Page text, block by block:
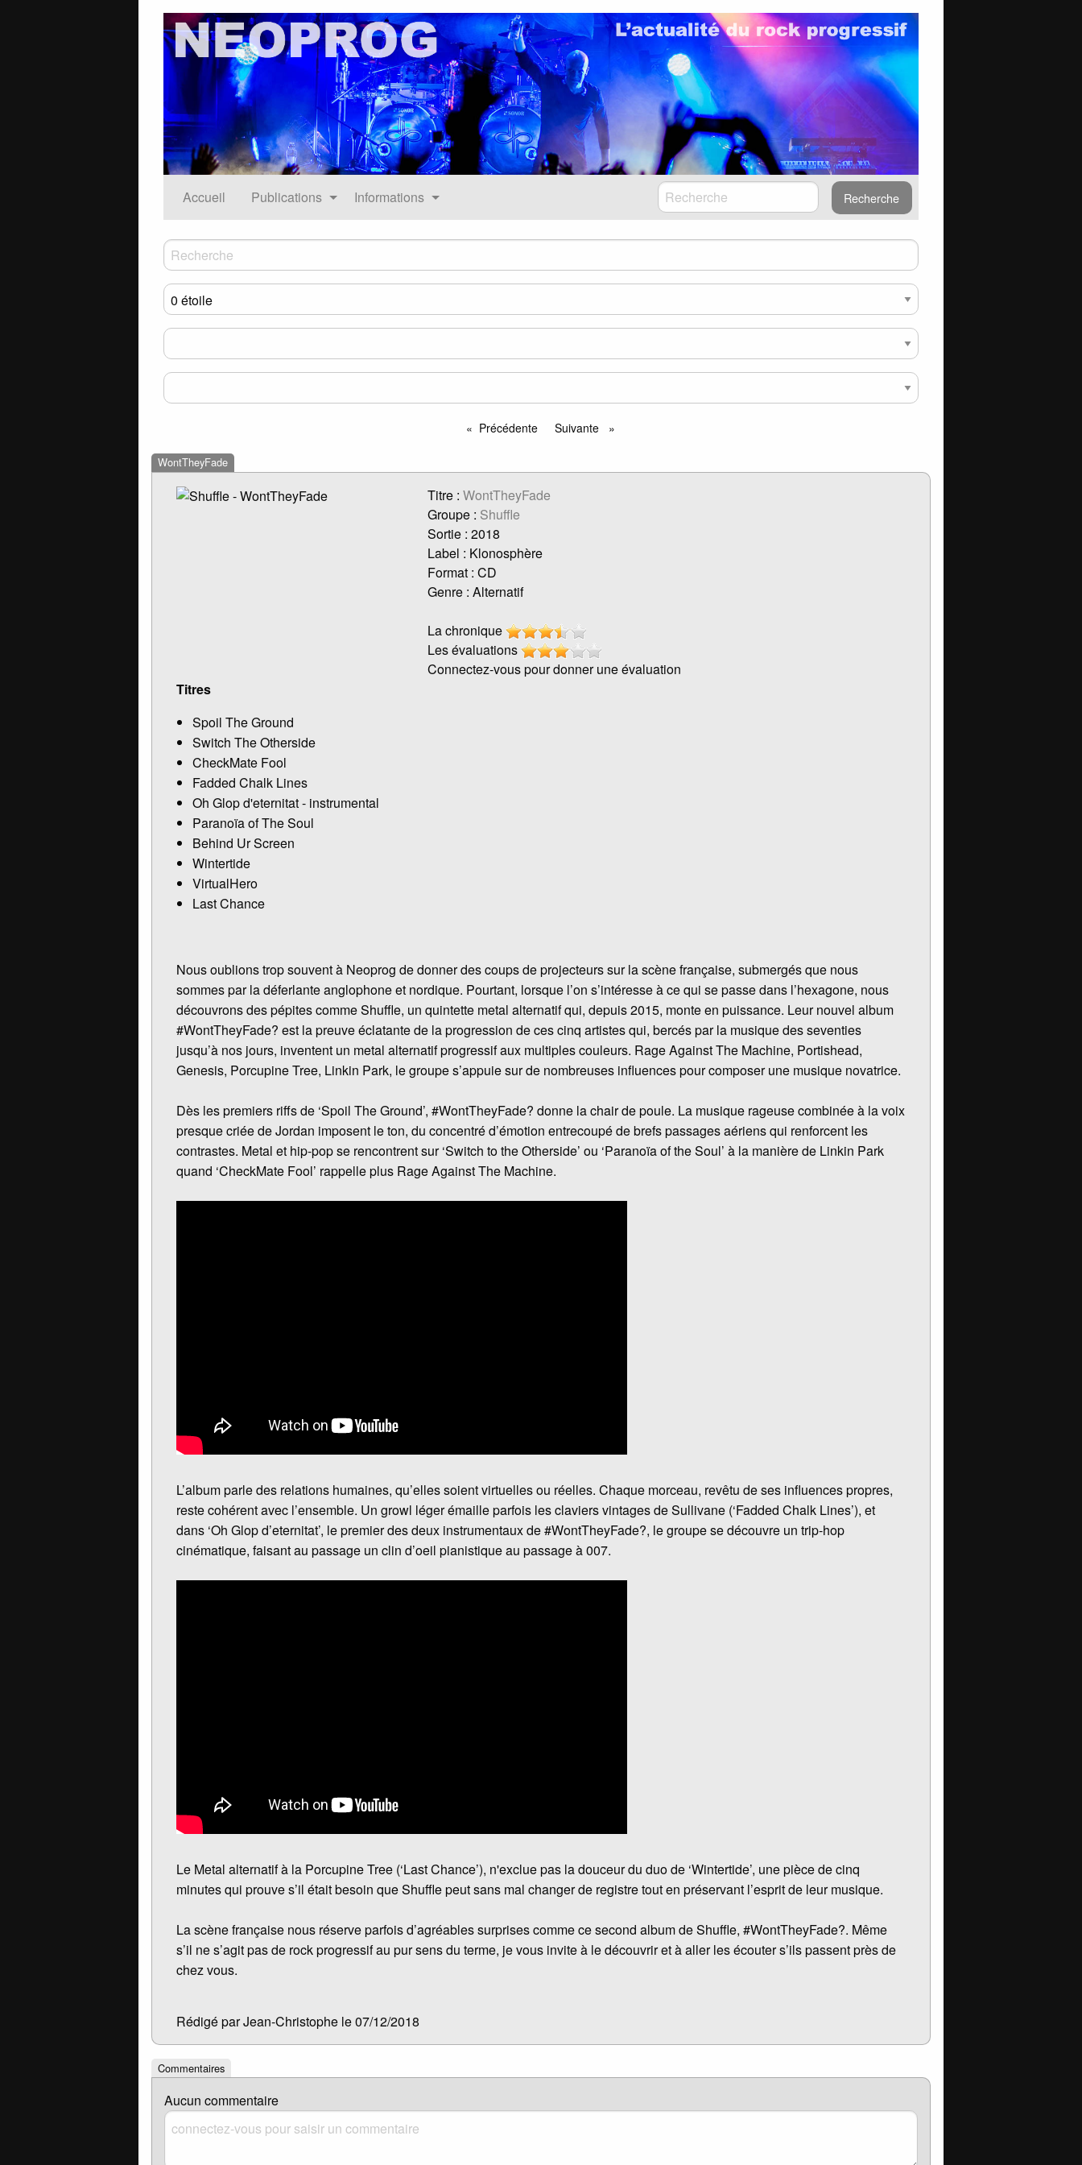
Accueil Publications Informations Recherche
Précédente
Suivante
WontTheyFade
Titre : WontTheyFade
Groupe : Shuffle
Sortie : 2018
Label : Klonosphère
Format : CD
Genre : Alternatif
La chronique
Les évaluations
Connectez-vous pour donner une évaluation
Titres
Spoil The Ground
Switch The Otherside
CheckMate Fool
Fadded Chalk Lines
Oh Glop d'eternitat - instrumental
Paranoïa of The Soul
Behind Ur Screen
Wintertide
VirtualHero
Last Chance
Nous oublions trop souvent à Neoprog de donner des coups de projecteurs sur la scène française, submergés que nous
sommes par la déferlante anglophone et nordique. Pourtant, lorsque l’on s’intéresse à ce qui se passe dans l’hexagone, nous
découvrons des pépites comme Shuffle, un quintette metal alternatif qui, depuis 2015, monte en puissance. Leur nouvel album
#WontTheyFade? est la preuve éclatante de la progression de ces cinq artistes qui, bercés par la musique des seventies
jusqu’à nos jours, inventent un metal alternatif progressif aux multiples couleurs. Rage Against The Machine, Portishead,
Genesis, Porcupine Tree, Linkin Park, le groupe s’appuie sur de nombreuses influences pour composer une musique novatrice.
Dès les premiers riffs de ‘Spoil The Ground’, #WontTheyFade? donne la chair de poule. La musique rageuse combinée à la voix
presque criée de Jordan imposent le ton, du concentré d’émotion entrecoupé de brefs passages aériens qui renforcent les
contrastes. Metal et hip-pop se rencontrent sur ‘Switch to the Otherside’ ou ‘Paranoïa of the Soul’ à la manière de Linkin Park
quand ‘CheckMate Fool’ rappelle plus Rage Against The Machine.
L’album parle des relations humaines, qu’elles soient virtuelles ou réelles. Chaque morceau, revêtu de ses influences propres,
reste cohérent avec l’ensemble. Un growl léger émaille parfois les claviers vintages de Sullivane (‘Fadded Chalk Lines’), et
dans ‘Oh Glop d’eternitat’, le premier des deux instrumentaux de #WontTheyFade?, le groupe se découvre un trip-hop
cinématique, faisant au passage un clin d’oeil pianistique au passage à 007.
Le Metal alternatif à la Porcupine Tree (‘Last Chance’), n'exclue pas la douceur du duo de ‘Wintertide’, une pièce de cinq
minutes qui prouve s’il était besoin que Shuffle peut sans mal changer de registre tout en préservant l’esprit de leur musique.
La scène française nous réserve parfois d’agréables surprises comme ce second album de Shuffle, #WontTheyFade?. Même
s’il ne s’agit pas de rock progressif au pur sens du terme, je vous invite à le découvrir et à aller les écouter s’ils passent près de
chez vous.
Rédigé par Jean-Christophe le 07/12/2018
Commentaires
Aucun commentaire